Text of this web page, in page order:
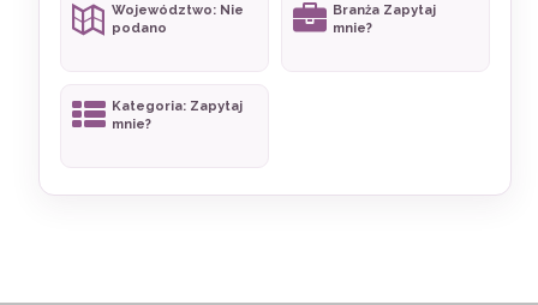
Województwo: Nie
podano
Branża Zapytaj
mnie?
Kategoria: Zapytaj
mnie?